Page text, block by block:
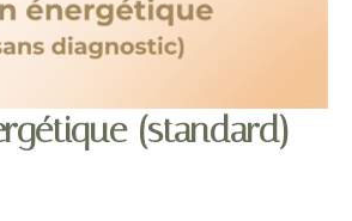
(standard)